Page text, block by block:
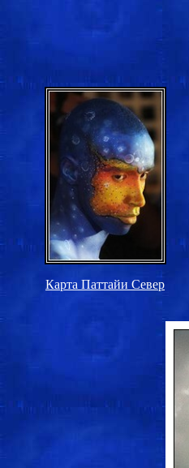
Карта Паттайи Север